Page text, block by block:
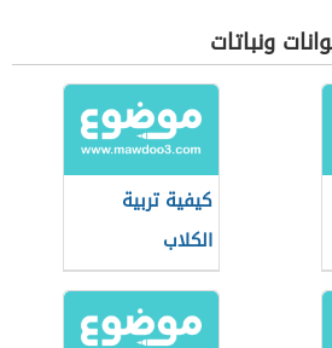
ونباتات
كيفية تربية
الكلاب